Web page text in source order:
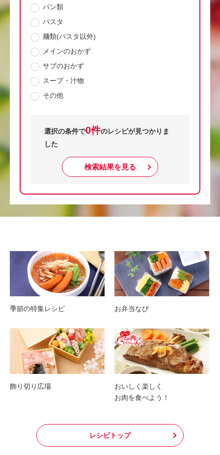
パン類
パスタ
麺類(パスタ以外)
メインのおかず
サブのおかず
スープ・汁物
その他
選択の条件で0件のレシピが見つかりま
した
検索結果を見る
季節の特集レシピ お弁当なび
飾り切り広場
おいしく楽しく
お肉を食べよう！
レシピトップ